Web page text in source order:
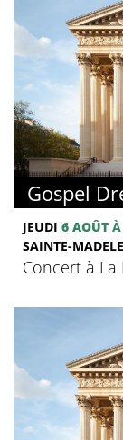
Gospel
JEUDI 6 AOÛT
SAINTE-
Concert à La